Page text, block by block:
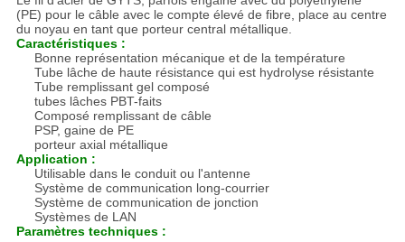
(PE) pour le câble avec le compte élevé de fibre, place au centre
du noyau en tant que porteur central métallique.
Caractéristiques :
Bonne représentation mécanique et de la température
Tube lâche de haute résistance qui est hydrolyse résistante
Tube remplissant gel composé
tubes lâches PBT-faits
Composé remplissant de câble
PSP, gaine de PE
porteur axial métallique
Application :
Utilisable dans le conduit ou l'antenne
Système de communication long-courrier
Système de communication de jonction
Systèmes de LAN
Paramètres techniques :